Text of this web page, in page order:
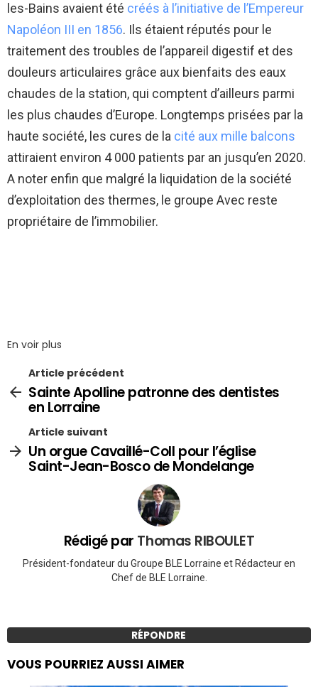
les-Bains avaient été créés à l’initiative de l’Empereur
Napoléon III en 1856. Ils étaient réputés pour le
traitement des troubles de l’appareil digestif et des
douleurs articulaires grâce aux bienfaits des eaux
chaudes de la station, qui comptent d’ailleurs parmi
les plus chaudes d’Europe. Longtemps prisées par la
haute société, les cures de la cité aux mille balcons
attiraient environ 4 000 patients par an jusqu’en 2020.
A noter enfin que malgré la liquidation de la société
d’exploitation des thermes, le groupe Avec reste
propriétaire de l’immobilier.
En voir plus
Article précédent
Sainte Apolline patronne des dentistes
en Lorraine
Article suivant
Un orgue Cavaillé-Coll pour l’église
Saint-Jean-Bosco de Mondelange
Rédigé par Thomas RIBOULET
Président-fondateur du Groupe BLE Lorraine et Rédacteur en
Chef de BLE Lorraine.
RÉPONDRE
VOUS POURRIEZ AUSSI AIMER